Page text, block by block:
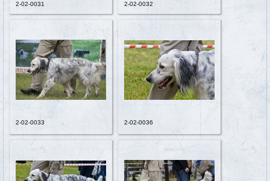
2-02-0031 2-02-0032
2-02-0033 2-02-0036